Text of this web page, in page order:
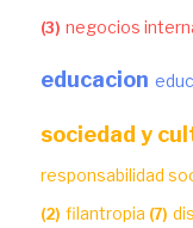
(3) negocios
educacion
sociedad y
responsabilidad
(2) filantropia (7)